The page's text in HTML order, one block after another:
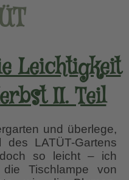
Leichtigkeit
II. Teil
und überlege,
LATÜT-Gartens
so leicht – ich
Tischlampe von